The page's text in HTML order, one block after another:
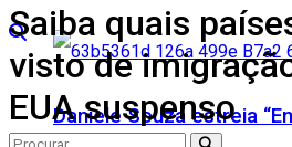
Daniele Souza estreia
Saiba quais
visto de
EUA suspenso